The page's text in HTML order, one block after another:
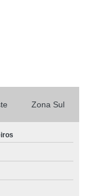
Zona Sul